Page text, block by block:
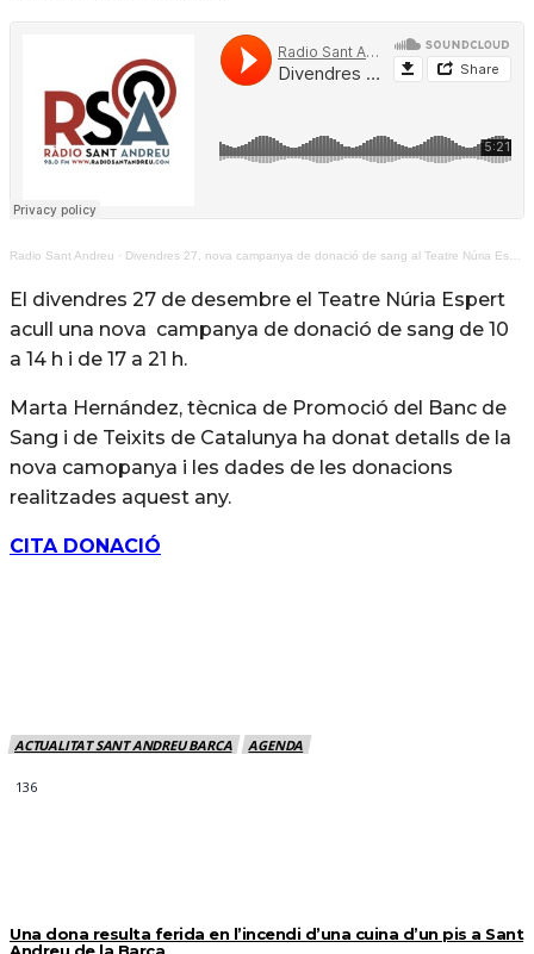
Radio Sant Andreu · Divendres 27, nova campanya de donació de sang al Teatre Núria Espert
El divendres 27 de desembre el Teatre Núria Espert
acull una nova campanya de donació de sang de 10
a 14 h i de 17 a 21 h.
Marta Hernández, tècnica de Promoció del Banc de
Sang i de Teixits de Catalunya ha donat detalls de la
nova camopanya i les dades de les donacions
realitzades aquest any.
CITA DONACIÓ
ACTUALITAT SANT ANDREU BARCA AGENDA
136
Una dona resulta ferida en l’incendi d’una cuina d’un pis a Sant
Andreu de la Barca